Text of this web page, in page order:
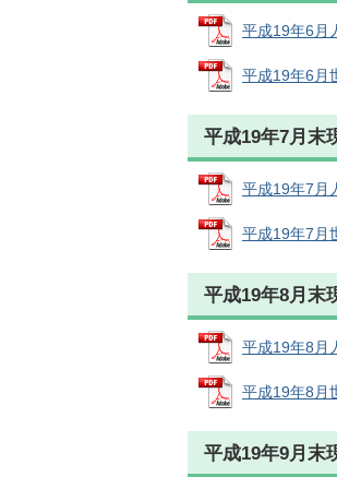
平成19年6月
平成19年6月
平成19年7月末
平成19年7月
平成19年7月
平成19年8月末
平成19年8月
平成19年8月
平成19年9月末